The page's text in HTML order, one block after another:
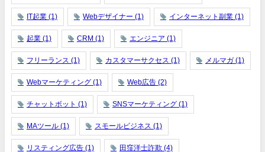
IT起業 (1) Webデザイナー (1) インターネット副業 (1)
起業 (1) CRM (1) エンジニア (1)
フリーランス (1) カスタマーサクセス (1) メルマガ (1)
Webマーケティング (1) Web広告 (2)
チャットボット (1) SNSマーケティング (1)
MAツール (1) スモールビジネス (1)
リスティング広告 (1) 田窪洋士詐欺 (4)